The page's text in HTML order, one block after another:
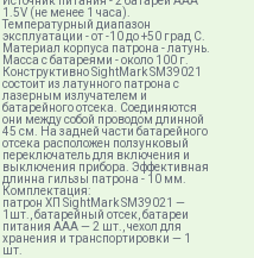
1.5V (не менее 1 часа).
Температурный диапазон
эксплуатации - от -10 до +50 град C.
Материал корпуса патрона - латунь.
Масса с батареями - около 100 г.
Конструктивно SightMark SM39021
состоит из латунного патрона с
лазерным излучателем и
батарейного отсека. Соединяются
они между собой проводом длинной
45 см. На задней части батарейного
отсека расположен ползунковый
переключатель для включения и
выключения прибора. Эффективная
длинна гильзы патрона - 10 мм.
Комплектация:
патрон ХП SightMark SM39021 —
1шт., батарейный отсек, батареи
питания ААА — 2 шт., чехол для
хранения и транспортировки — 1
шт.